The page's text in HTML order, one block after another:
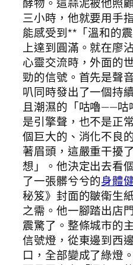
三小時，他就要用手
能感受到**「溫和的
上達到圓滿。就在廖
心靈交流時，外面的
勁的信號。首先是聲
叭同時發出了一個持
且潮濕的「咕嚕——
是引擎聲，也不是正
個巨大的、消化不良
著眉頭，這嚴重干擾
想」。他決定出去看
了一張髒兮兮的身體
秘笈》封面的皺衛生
之需。他一腳踏出店
震驚了。整條城市的
信號燈，從東邊到西
口，全部變成了綠燈